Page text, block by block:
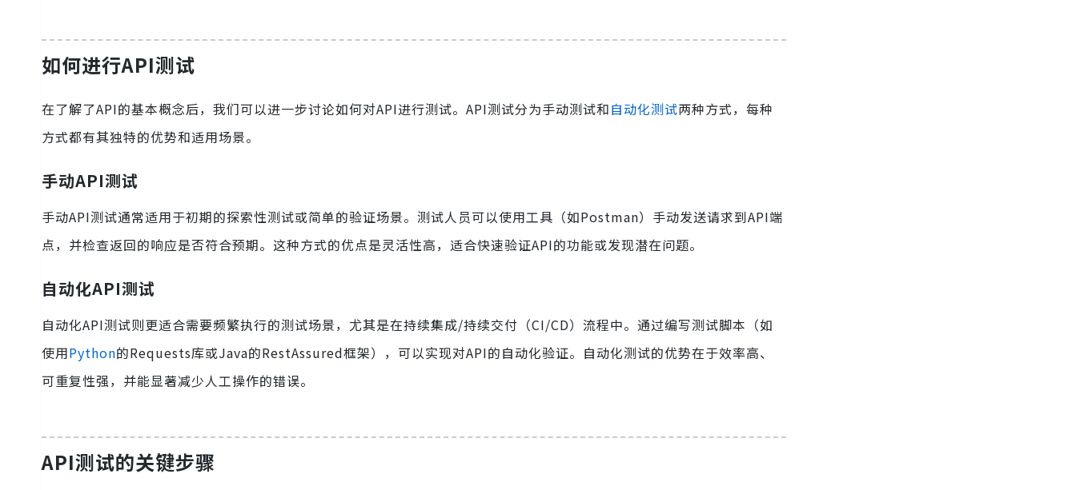
如何进行API测试
在了解了API的基本概念后，我们可以进一步讨论如何对API进行测试。API测试分为手动测试和自动化测试两种方式，每种
方式都有其独特的优势和适用场景。
手动API测试
手动API测试通常适用于初期的探索性测试或简单的验证场景。测试人员可以使用工具（如Postman）手动发送请求到API端
点，并检查返回的响应是否符合预期。这种方式的优点是灵活性高，适合快速验证API的功能或发现潜在问题。
自动化API测试
自动化API测试则更适合需要频繁执行的测试场景，尤其是在持续集成/持续交付（CI/CD）流程中。通过编写测试脚本（如
使用Python的Requests库或Java的RestAssured框架），可以实现对API的自动化验证。自动化测试的优势在于效率高、
可重复性强，并能显著减少人工操作的错误。
API测试的关键步骤